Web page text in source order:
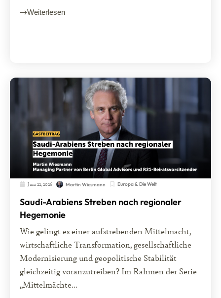
Weiterlesen
Juni 22, 2026 Martin Wiesmann Europa & Die Welt
Saudi-Arabiens Streben nach regionaler
Hegemonie
Wie gelingt es einer aufstrebenden Mittelmacht,
wirtschaftliche Transformation, gesellschaftliche
Modernisierung und geopolitische Stabilität
gleichzeitig voranzutreiben? Im Rahmen der Serie
„Mittelmächte...